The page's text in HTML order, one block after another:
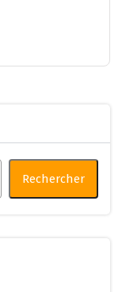
Rechercher